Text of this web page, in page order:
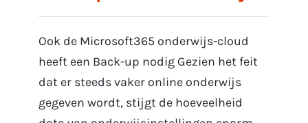
Ook de Microsoft365 onderwijs-cloud
heeft een Back-up nodig Gezien het feit
dat er steeds vaker online onderwijs
gegeven wordt, stijgt de hoeveelheid